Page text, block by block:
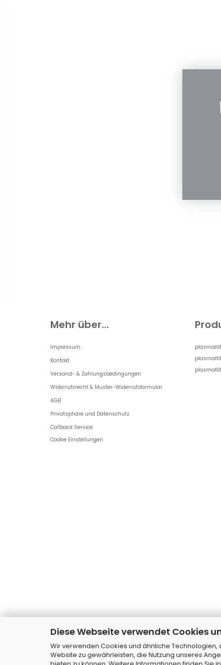
Diese Webseite verwendet Cookies
Wir verwenden Cookies und ähnliche
Website zu gewährleisten, die Nutzung unseres
Mehr über...
Impressum
Kontakt
Versand- & Zahlungsbedingungen
Widerrufsrecht & Muster-Widerrufsformular
AGB
Privatsphäre und Datenschutz
Callback Service
Cookie Einstellungen